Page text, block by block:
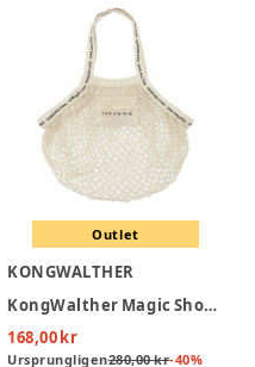
Outlet
KONGWALTHER
KongWalther Magic Shoppingväska - Nature
168,00 kr
Ursprungligen280,00 kr-40%